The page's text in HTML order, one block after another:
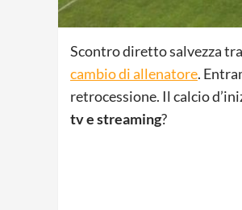
Scontro diretto salvezza
cambio di allenatore.
retrocessione. Il calcio
tv e streaming?